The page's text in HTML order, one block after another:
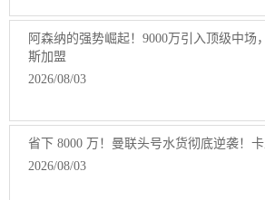
阿森纳的强势崛起！9000万引入顶级中场
斯加盟
2026/08/03
省下 8000 万！曼联头号水货彻底逆袭！
2026/08/03